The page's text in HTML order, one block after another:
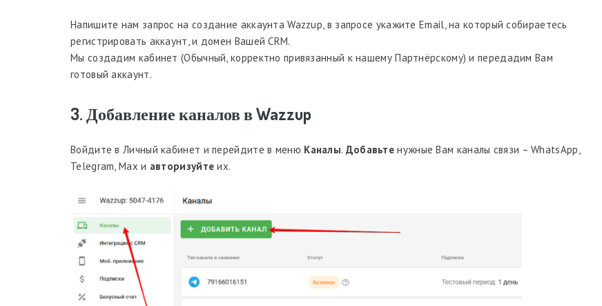
Напишите нам запрос на создание аккаунта Wazzup, в запросе укажите Email, на который собираетесь
регистрировать аккаунт, и домен Вашей CRM.
Мы создадим кабинет (Обычный, корректно привязанный к нашему Партнёрскому) и передадим Вам
готовый аккаунт.
3. Добавление каналов в Wazzup
Войдите в Личный кабинет и перейдите в меню Каналы. Добавьте нужные Вам каналы связи – WhatsApp,
Telegram, Max и авторизуйте их.